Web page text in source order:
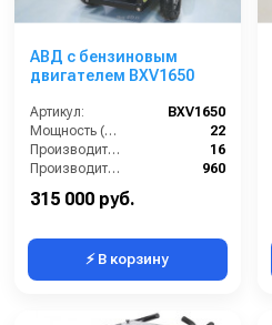
АВД с бензиновым
двигателем BXV1650
Артикул:
BXV1650
Мощность (л/с):
22
Производительность (л/мин):
16
Производительность (л/ч):
960
315 000 руб.
⚡ В корзину